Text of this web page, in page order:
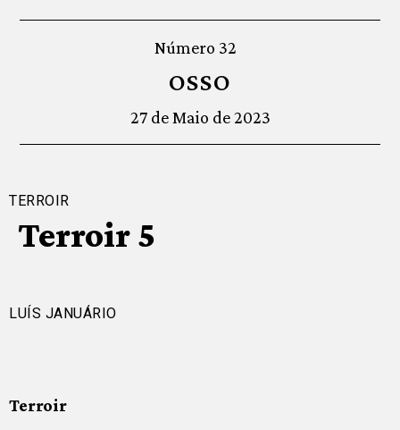
Número 32
OSSO
27 de Maio de 2023
TERROIR
Terroir 5
LUÍS JANUÁRIO
Terroir